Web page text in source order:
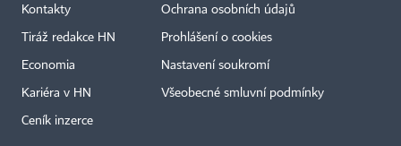
Kontakty
Tiráž redakce HN
Economia
Kariéra v HN
Ceník inzerce
Ochrana osobních údajů
Prohlášení o cookies
Nastavení soukromí
Všeobecné smluvní podmínky